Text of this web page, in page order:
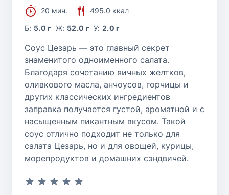
20 мин.
495.0 ккал
Б: 5.0 г Ж: 52.0 г У:2.0 г
Соус Цезарь — это главный секрет
знаменитого одноименного салата.
Благодаря сочетанию яичных желтков,
оливкового масла, анчоусов, горчицы и
других классических ингредиентов
заправка получается густой, ароматной и с
насыщенным пикантным вкусом. Такой
соус отлично подходит не только для
салата Цезарь, но и для овощей, курицы,
морепродуктов и домашних сэндвичей.